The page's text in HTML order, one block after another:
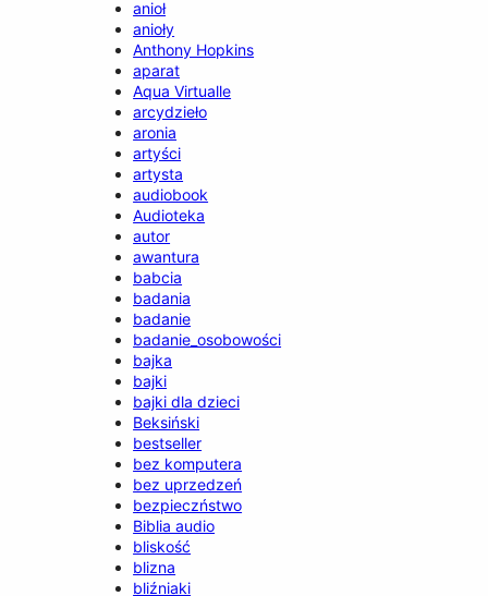
anioł
anioły
Anthony Hopkins
aparat
Aqua Virtualle
arcydzieło
aronia
artyści
artysta
audiobook
Audioteka
autor
awantura
babcia
badania
badanie
badanie_osobowości
bajka
bajki
bajki dla dzieci
Beksiński
bestseller
bez komputera
bez uprzedzeń
bezpieczństwo
Biblia audio
bliskość
blizna
bliźniaki